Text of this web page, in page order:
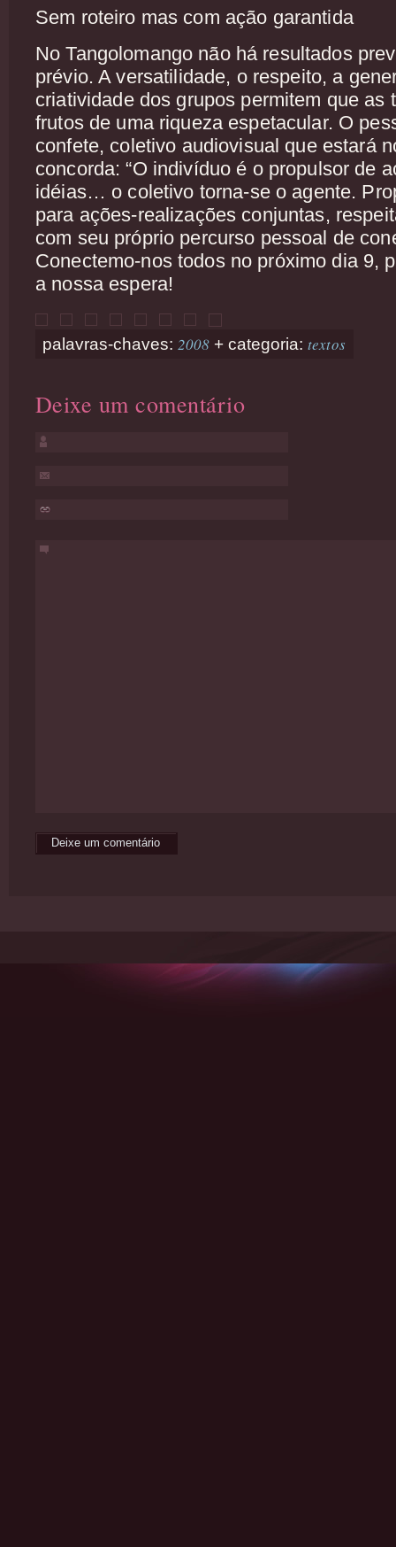
Sem roteiro mas com ação garantida
No Tangolomango não há resultados
prévio. A versatilidade, o respeito, a
criatividade dos grupos permitem que as
frutos de uma riqueza espetacular. O
confete, coletivo audiovisual que estará
concorda: “O indivíduo é o propulsor de
idéias… o coletivo torna-se o agente.
para ações-realizações conjuntas,
com seu próprio percurso pessoal de
Conectemo-nos todos no próximo dia 9,
a nossa espera!
palavras-chaves: 2008+ categoria: textos
Deixe um comentário